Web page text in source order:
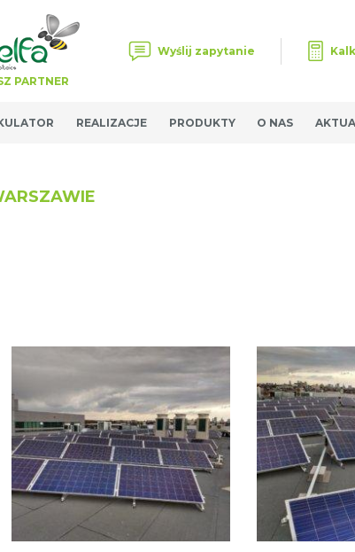
PARTNER
Wyślij zapytanie
REALIZACJE PRODUKTY O NAS